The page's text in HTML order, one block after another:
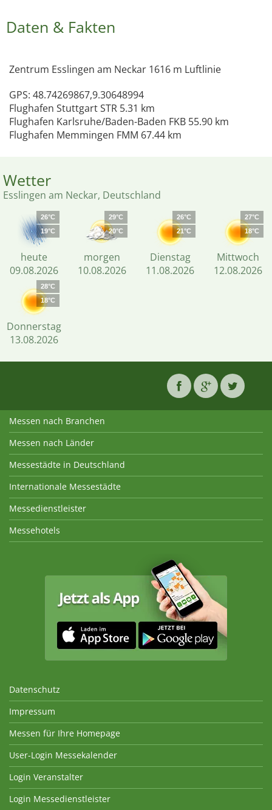
Daten & Fakten
Zentrum Esslingen am Neckar 1616 m Luftlinie
GPS: 48.74269867,9.30648994
Flughafen Stuttgart STR 5.31 km
Flughafen Karlsruhe/Baden-Baden FKB 55.90 km
Flughafen Memmingen FMM 67.44 km
Wetter
Esslingen am Neckar, Deutschland
26°C
19°C
heute
09.08.2026
29°C
20°C
morgen
10.08.2026
26°C
21°C
Dienstag
11.08.2026
27°C
18°C
Mittwoch
12.08.2026
28°C
18°C
Donnerstag
13.08.2026
Messen nach Branchen
Messen nach Länder
Messestädte in Deutschland
Internationale Messestädte
Messedienstleister
Messehotels
Datenschutz
Impressum
Messen für Ihre Homepage
User-Login Messekalender
Login Veranstalter
Login Messedienstleister